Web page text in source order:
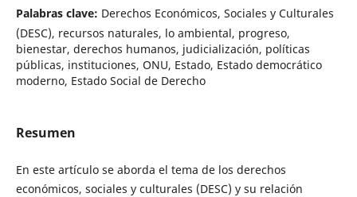
Palabras clave: Derechos Económicos, Sociales y Culturales
(DESC), recursos naturales, lo ambiental, progreso,
bienestar, derechos humanos, judicialización, políticas
públicas, instituciones, ONU, Estado, Estado democrático
moderno, Estado Social de Derecho
Resumen
En este artículo se aborda el tema de los derechos
económicos, sociales y culturales (DESC) y su relación